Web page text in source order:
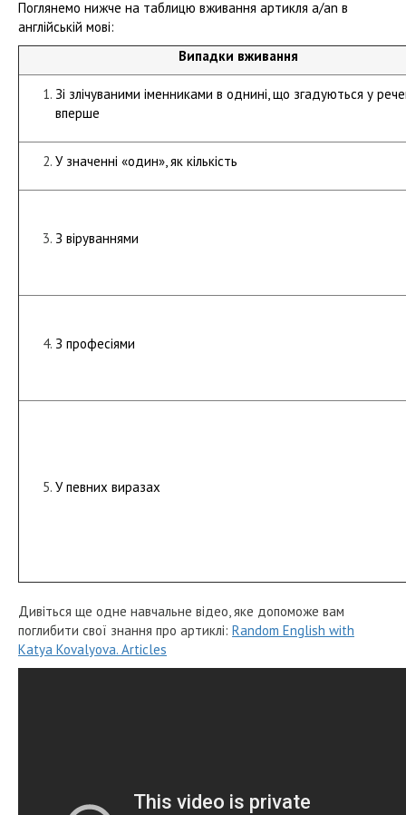
Поглянемо нижче на таблицю вживання артикля a/an в
англійській мові:
Випадки вживання
Зі злічуваними іменниками в однині, що згадуються у
вперше
У значенні «один», як кількість
З віруваннями
З професіями
У певних виразах
Дивіться ще одне навчальне відео, яке допоможе вам
поглибити свої знання про артиклі: Random English with
Katya Kovalyova. Articles